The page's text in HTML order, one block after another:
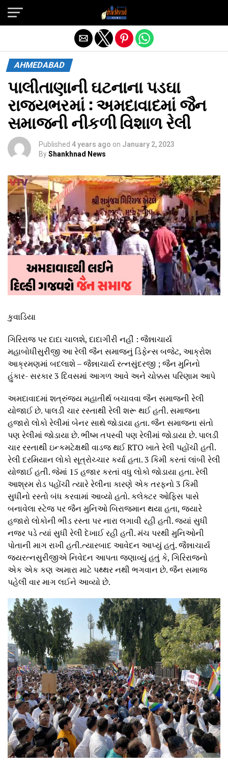
AHMEDABAD
પાલીતાણાની ઘટનાના પડઘા
રાજ્યભરમાં : અમદાવાદમાં જૈન
સમાજની નીકળી વિશાળ રેલી
Published 4 years ago on January 2, 2023
ByShankhnad News
કુવાડિયા
ગિરિરાજ પર દાદા ચાલશે, દાદાગીરી નહીં : જૈન્નાચાર્ય
મહાબોધીસુરીજી આ રેલી જૈન સમાજનું ડિફેન્સ બજેટ, આક્રોશ
આક્રમણમાં બદલાશે – જૈન્નાચાર્ય રત્નસુંદરજી ; જૈન મુનિનો
હુંકાર- સરકાર 3 દિવસમાં આગળ આવે અને ચોક્કસ પરિણામ આપે
અમદાવાદમાં શત્રુંજય મહાતીર્થ બચાવવા જૈન સમાજની રેલી
યોજાઈ છે. પાલડી ચાર રસ્તાથી રેલી શરૂ થઈ હતી. સમાજના
હજારો લોકો રેલીમાં બેનર સાથે જોડાયા હતા. જૈન સમાજના સંતો
પણ રેલીમાં જોડાયા છે. ભીષ્મ તપસ્વી પણ રેલીમાં જોડાયા છે. પાલડી
ચાર રસ્તાથી ઇન્કમટેક્ષથી વાડજ થઈ RTO ખાતે રેલી પહોંચી હતી.
રેલી દરમિયાન લોકો સૂત્રોચ્ચાર કર્યા હતા. 3 કિમી કરતાં લાંબી રેલી
યોજાઈ હતી. જેમાં 15 હજાર કરતાં વધુ લોકો જોડાયા હતા. રેલી
આશ્રમ રોડ પહોંચી ત્યારે રેલીના કારણે એક તરફનો 3 કિમી
સુધીનો રસ્તો બંધ કરવામાં આવ્યો હતો. કલેક્ટર ઓફિસ પાસે
બનાવેલા સ્ટેજ પર જૈન મુનિઓ બિરાજમાન થયા હતા, જ્યારે
હજારો લોકોની ભીડ રસ્તા પર નારા લગાવી રહી હતી. જ્યાં સુધી
નજર પડે ત્યાં સુધી રેલી દેખાઈ રહી હતી. મંચ પરથી મુનિઓની
પોતાની માગ રાખી હતી.ત્યારબાદ આવેદન આપ્યું હતું. જૈન્નાચાર્ય
જયરત્નસુરીજીએ નિવેદન આપતા જણાવ્યું હતું કે, ગિરિરાજનો
એક એક કણ અમારા માટે પથ્થર નથી ભગવાન છે. જૈન સમાજ
પહેલી વાર માગ લઈને આવ્યો છે.
Exit mobile version